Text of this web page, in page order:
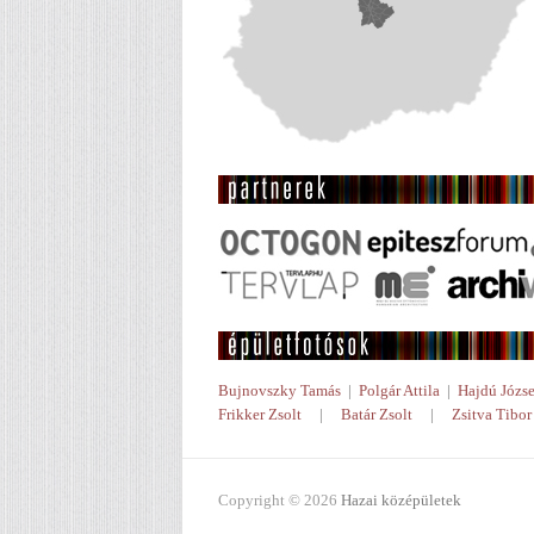
Bujnovszky Tamás | Polgár Attila | Hajdú
Frikker Zsolt | Batár Zsolt | Zsitva Tibor
Copyright © 2026 Hazai középületek